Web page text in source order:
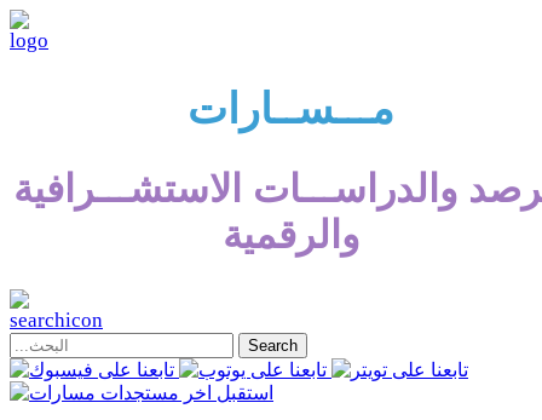
مـــســارات
والدراســـات الاستشـــرافية
والرقمية